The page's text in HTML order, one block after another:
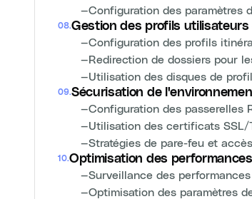
—Configuration des paramètres
08.Gestion des profils
—Configuration des profils
—Redirection de dossiers pour
—Utilisation des disques de
09.Sécurisation de
—Configuration des passerelles
—Utilisation des certificats
—Stratégies de pare-feu et
10.Optimisation des
—Surveillance des
—Optimisation des paramètres